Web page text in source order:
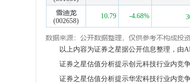
以上内容为证券之星据公开信息整理，由AI
证券之星估值分析提示创元科技行业内竞争
证券之星估值分析提示华宏科技行业内竞争